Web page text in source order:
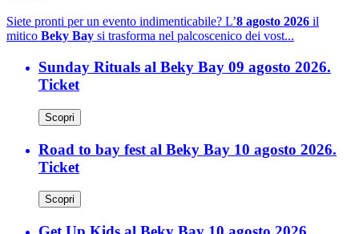
Siete pronti per un evento indimenticabile? L’8 agosto 2026 il
mitico Beky Bay si trasforma nel palcoscenico dei vost...
Sunday Rituals al Beky Bay 09 agosto 2026.
Ticket
Scopri
Road to bay fest al Beky Bay 10 agosto 2026.
Ticket
Scopri